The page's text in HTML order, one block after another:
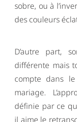
sobre, ou à
des couleurs
D’autre part,
différente mais
compte dans
mariage.
définie par ce
il aime le